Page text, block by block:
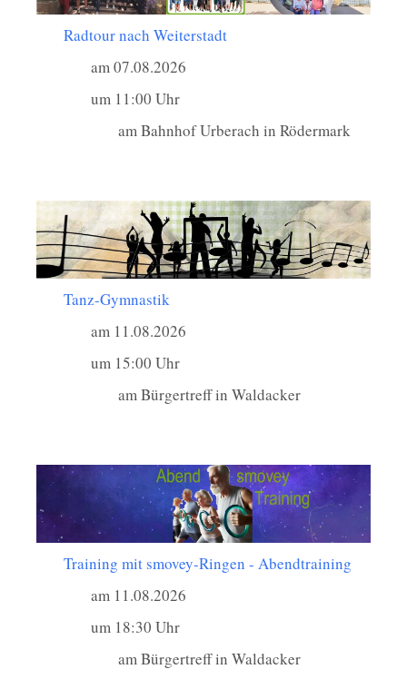
Radtour nach Weiterstadt
am 07.08.2026
um 11:00 Uhr
am Bahnhof Urberach in Rödermark
Tanz-Gymnastik
am 11.08.2026
um 15:00 Uhr
am Bürgertreff in Waldacker
Training mit smovey-Ringen - Abendtraining
am 11.08.2026
um 18:30 Uhr
am Bürgertreff in Waldacker